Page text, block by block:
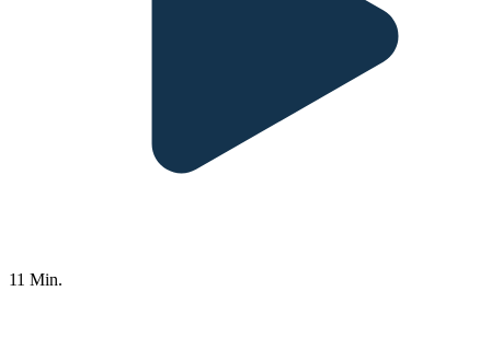
11 Min.